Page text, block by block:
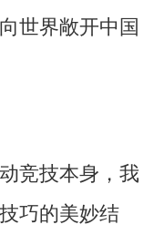
世界敞开中国
竞技本身，我
巧的美妙结